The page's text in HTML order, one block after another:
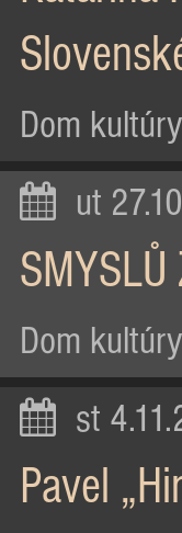
Dom kultúry
ut
SMYSLŮ
Dom kultúry
st
Pavel